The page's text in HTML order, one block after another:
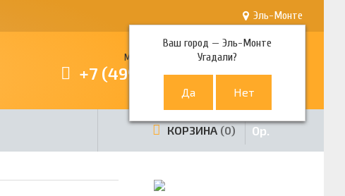
Эль-Монте
Ваш город —Эль-Монте
Угадали?
Многоканальный телефон
+7 (499) 380-80-80
КОРЗИНА 0 0р.